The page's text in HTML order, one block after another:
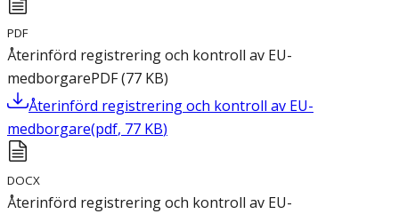
PDF
Återinförd registrering och kontroll av EU-
medborgarePDF(77 KB)
Återinförd registrering och kontroll av EU-
medborgare(pdf, 77 KB)
DOCX
Återinförd registrering och kontroll av EU-